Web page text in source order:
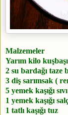
Malzemeler
Yarım kilo
2 su bardağı taze
3 diş sarımsak (
5 yemek kaşığı
1 yemek kaşığı
1 tatlı kaşığı tuz